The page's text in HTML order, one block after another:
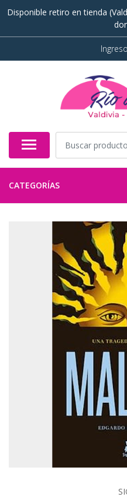
Disponible retiro en tienda
CATEGORÍAS